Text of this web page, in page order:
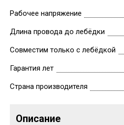
Рабочее напряжение
Длина провода до лебёдки
Совместим только с лебёдкой
Гарантия лет
Страна производителя
Описание